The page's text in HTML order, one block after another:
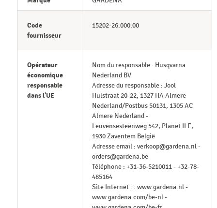
Code
fournisseur
15202-26.000.00
Opérateur
économique
responsable
dans l'UE
Nom du responsable : Husqvarna
Nederland BV
Adresse du responsable : Jool
Hulstraat 20-22, 1327 HA Almere
Nederland/Postbus 50131, 1305 AC
Almere Nederland -
Leuvensesteenweg 542, Planet II E,
1930 Zaventem België
Adresse email : verkoop@gardena.nl -
orders@gardena.be
Téléphone : +31-36-5210011 - +32-78-
485164
Site Internet : : www.gardena.nl -
www.gardena.com/be-nl -